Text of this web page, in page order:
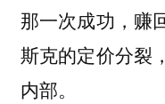
那一次成功，赚
斯克的定价分裂
内部。